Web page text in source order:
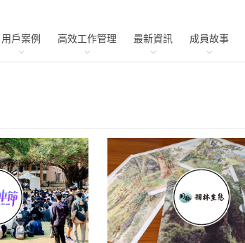
用戶案例 高效工作管理 最新資訊 成員故事